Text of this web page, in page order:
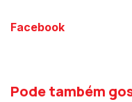
Facebook
Pode também